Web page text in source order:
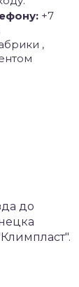
+7
,
до